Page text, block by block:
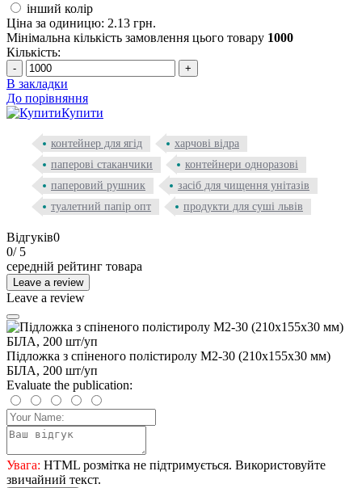
інший колір
Ціна за одиницю: 2.13 грн.
Мінімальна кількість замовлення цього товару 1000
Кількість:
- +
В закладки
До порівняння
Купити
контейнер для ягід
харчові відра
паперові стаканчики
контейнери одноразові
паперовий рушник
засіб для чищення унітазів
туалетний папір опт
продукти для суші львів
Відгуків0
0/ 5
середній рейтинг товара
Leave a review
Leave a review
Підложка з спіненого полістиролу М2-30 (210х155х30 мм)
БІЛА, 200 шт/уп
Evaluate the publication:
Увага: HTML розмітка не підтримується. Використовуйте
звичайний текст.